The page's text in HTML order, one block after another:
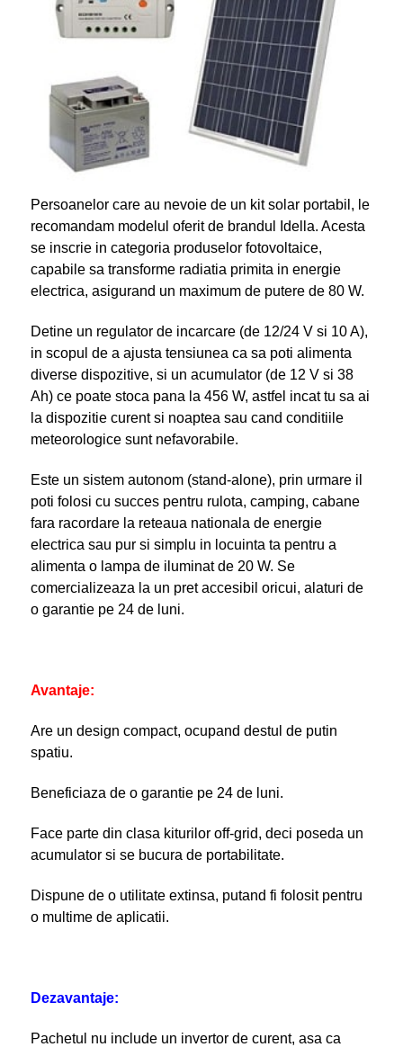
Persoanelor care au nevoie de un kit solar portabil, le
recomandam modelul oferit de brandul Idella. Acesta
se inscrie in categoria produselor fotovoltaice,
capabile sa transforme radiatia primita in energie
electrica, asigurand un maximum de putere de 80 W.
Detine un regulator de incarcare (de 12/24 V si 10 A),
in scopul de a ajusta tensiunea ca sa poti alimenta
diverse dispozitive, si un acumulator (de 12 V si 38
Ah) ce poate stoca pana la 456 W, astfel incat tu sa ai
la dispozitie curent si noaptea sau cand conditiile
meteorologice sunt nefavorabile.
Este un sistem autonom (stand-alone), prin urmare il
poti folosi cu succes pentru rulota, camping, cabane
fara racordare la reteaua nationala de energie
electrica sau pur si simplu in locuinta ta pentru a
alimenta o lampa de iluminat de 20 W. Se
comercializeaza la un pret accesibil oricui, alaturi de
o garantie pe 24 de luni.
Avantaje:
Are un design compact, ocupand destul de putin
spatiu.
Beneficiaza de o garantie pe 24 de luni.
Face parte din clasa kiturilor off-grid, deci poseda un
acumulator si se bucura de portabilitate.
Dispune de o utilitate extinsa, putand fi folosit pentru
o multime de aplicatii.
Dezavantaje:
Pachetul nu include un invertor de curent, asa ca